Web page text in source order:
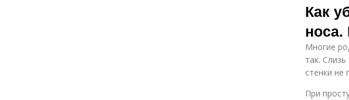
Как
Многие
так.
стенки не
При